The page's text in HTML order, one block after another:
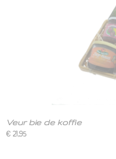
Veur bie de koffie
€ 21,95